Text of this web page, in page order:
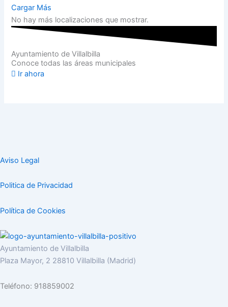
Cargar Más
No hay más localizaciones que mostrar.
Ayuntamiento de Villalbilla
Conoce todas las áreas municipales
Ir ahora
Aviso Legal
Politica de Privacidad
Política de Cookies
Ayuntamiento de Villalbilla
Plaza Mayor, 2 28810 Villalbilla (Madrid)
Teléfono: 918859002